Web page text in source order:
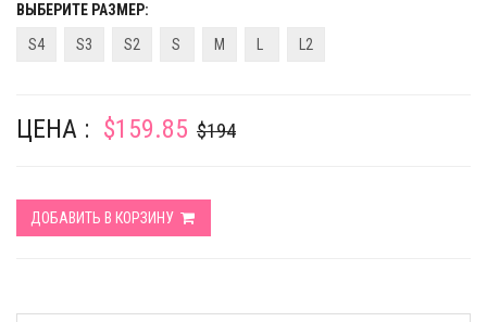
ВЫБЕРИТЕ РАЗМЕР:
S4
S3 S2 S M L2
ЦЕНА : $159.85 $194
ДОБАВИТЬ В КОРЗИНУ